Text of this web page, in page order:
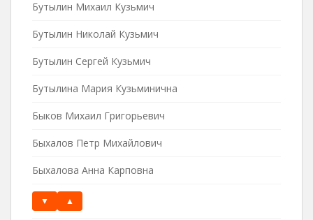
Бутылин Михаил Кузьмич
Бутылин Николай Кузьмич
Бутылин Сергей Кузьмич
Бутылина Мария Кузьминична
Быков Михаил Григорьевич
Быхалов Петр Михайлович
Быхалова Анна Карповна
▼ ▲